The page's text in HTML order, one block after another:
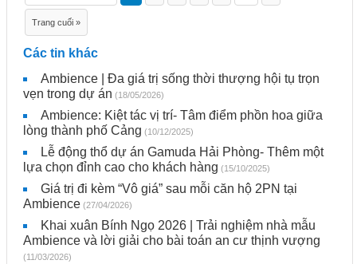
Trang cuối »
Các tin khác
Ambience | Đa giá trị sống thời thượng hội tụ trọn
vẹn trong dự án (18/05/2026)
Ambience: Kiệt tác vị trí- Tâm điểm phồn hoa giữa
lòng thành phố Cảng (10/12/2025)
Lễ động thổ dự án Gamuda Hải Phòng- Thêm một
lựa chọn đỉnh cao cho khách hàng (15/10/2025)
Giá trị đi kèm “Vô giá” sau mỗi căn hộ 2PN tại
Ambience (27/04/2026)
Khai xuân Bính Ngọ 2026 | Trải nghiệm nhà mẫu
Ambience và lời giải cho bài toán an cư thịnh vượng
(11/03/2026)